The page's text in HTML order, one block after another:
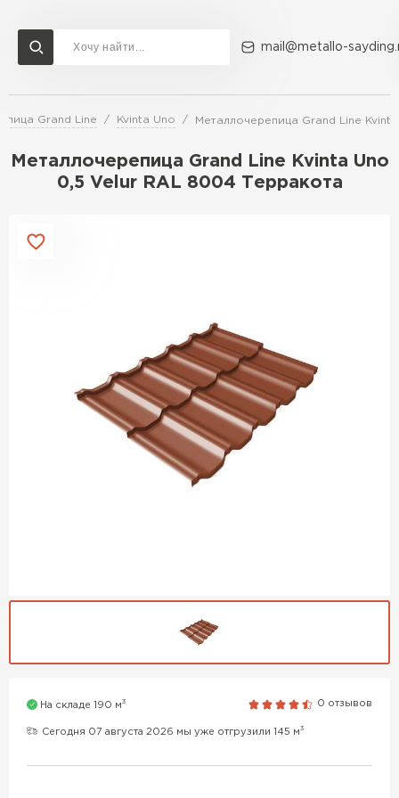
mail@metallo-
Grand Line Kvinta Uno Металлочерепица Grand Line
Металлочерепица Grand Line Kvinta Uno
0,5 Velur RAL 8004 Терракота
На складе 190 м3 0 отзывов
Сегодня 07 августа 2026 мы уже отгрузили 145 м3
Доставка и оплата Акции О компании Контакты
Перейти в каталог